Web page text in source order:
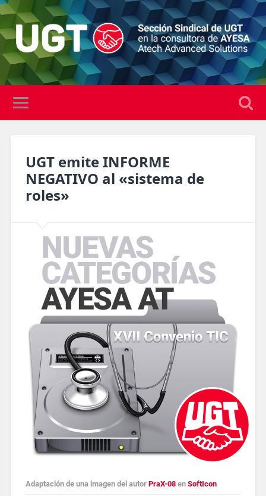
UGT emite INFORME
NEGATIVO al «sistema de
roles»
Adaptación de una imagen del autor PraX-08en SoftIcon